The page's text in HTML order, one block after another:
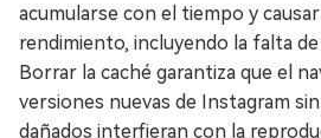
acumularse con el tiempo y
rendimiento, incluyendo la falta
Borrar la caché garantiza que el
versiones nuevas de Instagram
dañados interfieran con la